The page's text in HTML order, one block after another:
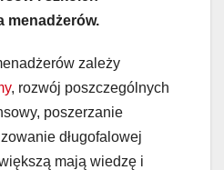
menadżerów.
zależy
, rozwój poszczególnych
poszerzanie
długofalowej
mają wiedzę i